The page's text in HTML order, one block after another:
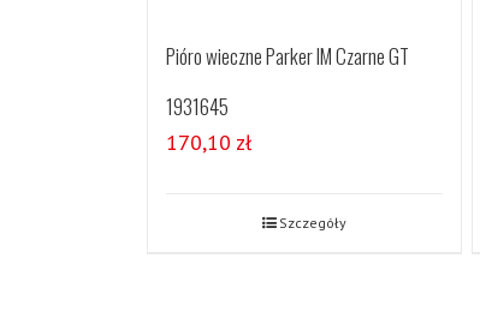
Pióro wieczne Parker IM Czarne GT
1931645
170,10 zł
Szczegóły